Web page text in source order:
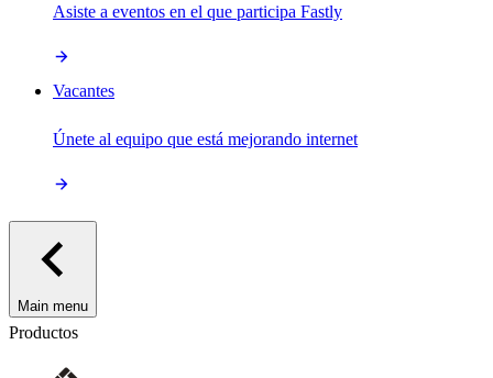
Asiste a eventos en el que participa Fastly
Vacantes
Únete al equipo que está mejorando internet
Main menu
Productos